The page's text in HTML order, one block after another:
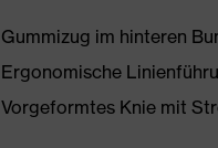
Gummizug im hinteren
Ergonomische
Vorgeformtes Knie mit